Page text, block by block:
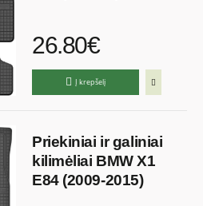
26.80€
Į krepšelį
Priekiniai ir galiniai
kilimėliai BMW X1
E84 (2009-2015)